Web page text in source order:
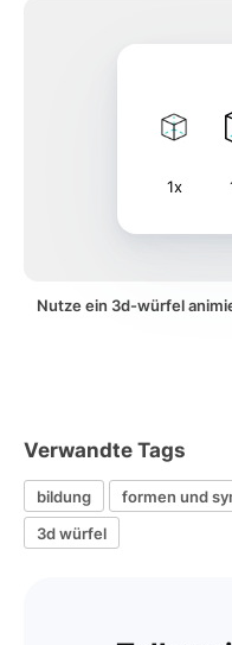
1x
Nutze ein 3d-würfel
Verwandte Tags
bildung formen und
3d würfel